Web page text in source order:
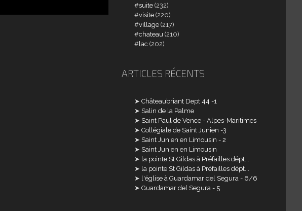
suite (232)
visite (220)
village (217)
chateau (210)
lac (202)
ARTICLES RÉCENTS
Châteaubriant Dept 44 -1
Salin de la Palme
Saint Paul de Vence - Alpes-Maritimes
Collégiale de Saint Junien -3
Saint Junien en Limousin - 2
Saint Junien en Limousin
la pointe St Gildas à Préfailles dépt...
la pointe St Gildas à Préfailles dépt...
l'église à Guardamar del Segura - 6/6
Guardamar del Segura - 5